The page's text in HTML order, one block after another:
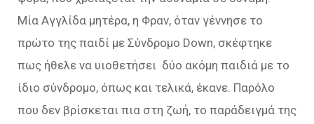
Μία Αγγλίδα μητέρα, η Φραν, όταν γέννησε το
πρώτο της παιδί με Σύνδρομο Down, σκέφτηκε
πως ήθελε να υιοθετήσει δύο ακόμη παιδιά με το
ίδιο σύνδρομο, όπως και τελικά, έκανε. Παρόλο
που δεν βρίσκεται πια στη ζωή, το παράδειγμά της